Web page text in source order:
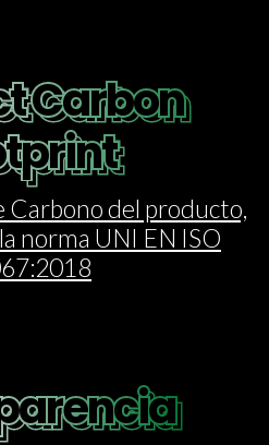
Carbon
Carbon
Carbono del producto,
norma UNI EN ISO